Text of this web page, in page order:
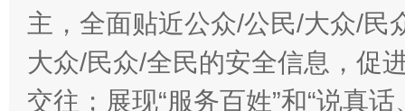
主，全面贴近公众/公民/大众/民
大众/民众/全民的安全信息，促
交往；展现“服务百姓”和“说真